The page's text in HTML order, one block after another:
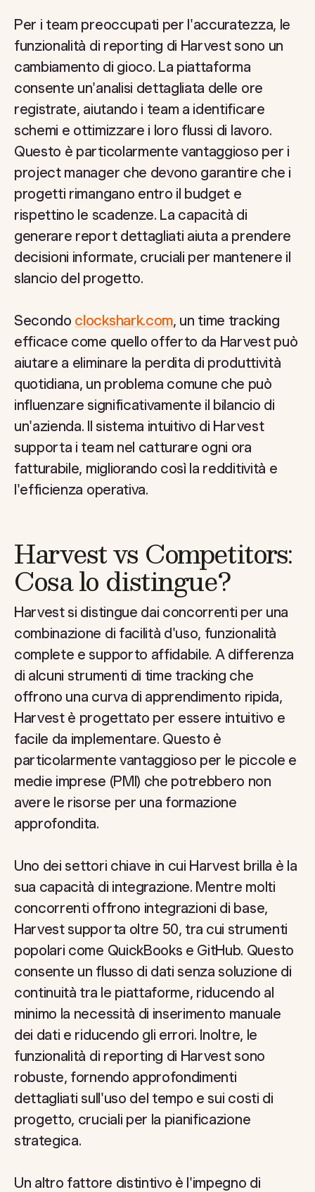
Per i team preoccupati per l'accuratezza, le
funzionalità di reporting di Harvest sono un
cambiamento di gioco. La piattaforma
consente un'analisi dettagliata delle ore
registrate, aiutando i team a identificare
schemi e ottimizzare i loro flussi di lavoro.
Questo è particolarmente vantaggioso per i
project manager che devono garantire che i
progetti rimangano entro il budget e
rispettino le scadenze. La capacità di
generare report dettagliati aiuta a prendere
decisioni informate, cruciali per mantenere il
slancio del progetto.
Secondo clockshark.com, un time tracking
efficace come quello offerto da Harvest può
aiutare a eliminare la perdita di produttività
quotidiana, un problema comune che può
influenzare significativamente il bilancio di
un'azienda. Il sistema intuitivo di Harvest
supporta i team nel catturare ogni ora
fatturabile, migliorando così la redditività e
l'efficienza operativa.
Harvest vs Competitors:
Cosa lo distingue?
Harvest si distingue dai concorrenti per una
combinazione di facilità d'uso, funzionalità
complete e supporto affidabile. A differenza
di alcuni strumenti di time tracking che
offrono una curva di apprendimento ripida,
Harvest è progettato per essere intuitivo e
facile da implementare. Questo è
particolarmente vantaggioso per le piccole e
medie imprese (PMI) che potrebbero non
avere le risorse per una formazione
approfondita.
Uno dei settori chiave in cui Harvest brilla è la
sua capacità di integrazione. Mentre molti
concorrenti offrono integrazioni di base,
Harvest supporta oltre 50, tra cui strumenti
popolari come QuickBooks e GitHub. Questo
consente un flusso di dati senza soluzione di
continuità tra le piattaforme, riducendo al
minimo la necessità di inserimento manuale
dei dati e riducendo gli errori. Inoltre, le
funzionalità di reporting di Harvest sono
robuste, fornendo approfondimenti
dettagliati sull'uso del tempo e sui costi di
progetto, cruciali per la pianificazione
strategica.
Un altro fattore distintivo è l'impegno di